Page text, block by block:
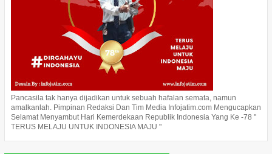
Pancasila tak hanya dijadikan untuk sebuah hafalan semata, namun
amalkanlah. Pimpinan Redaksi Dan Tim Media Infojatim.com Mengucapkan
Selamat Menyambut Hari Kemerdekaan Republik Indonesia Yang Ke -78 "
TERUS MELAJU UNTUK INDONESIA MAJU "